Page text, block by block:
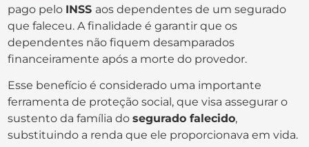
pago pelo INSS aos dependentes de um segurado
que faleceu. A finalidade é garantir que os
dependentes não fiquem desamparados
financeiramente após a morte do provedor.
Esse benefício é considerado uma importante
ferramenta de proteção social, que visa assegurar o
sustento da família dosegurado falecido,
substituindo a renda que ele proporcionava em vida.